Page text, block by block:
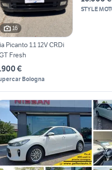
16
Picanto 1.1 12V CRDi
Fresh
€
Bologna
STYLE